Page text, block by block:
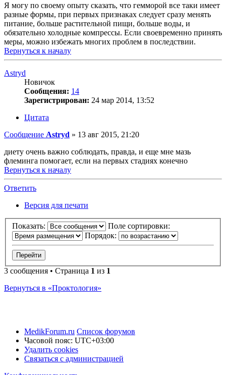
Я могу по своему опыту сказать, что гемморой все таки имеет
разные формы, при первых признаках следует сразу менять
питание, больше растительной пищи, больше воды, и
обязательно холодные компрессы. Если своевременно принять
меры, можно избежать многих проблем в последствии.
Вернуться к началу
Astryd
Новичок
Сообщения: 14
Зарегистрирован: 24 мар 2014, 13:52
Цитата
Сообщение Astryd » 13 авг 2015, 21:20
диету очень важно соблюдать, правда, и еще мне мазь
флеминга помогает, если на первых стадиях конечно
Вернуться к началу
Ответить
Версия для печати
Показать:
Поле сортировки:
Порядок:
3 сообщения • Страница 1 из 1
Вернуться в «Проктология»
MedikForum.ru Список форумов
Часовой пояс: UTC+03:00
Удалить cookies
Связаться с администрацией